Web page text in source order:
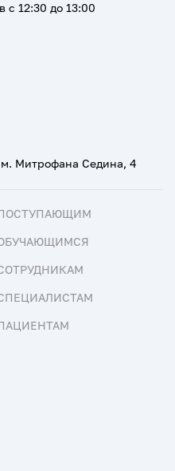
Митрофана Седина, 4
с 12:30 до 13:00